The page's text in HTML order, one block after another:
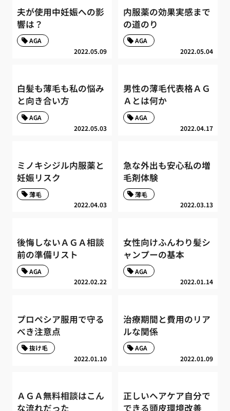
夫が使用中妊娠への影
響は？
2022.05.09
AGA
内服薬の効果実感まで
の道のり
2022.05.04
AGA
白髪も薄毛も私の悩み
と向き合い方
2022.05.03
AGA
男性の薄毛代表格ＡＧ
Ａとは何か
2022.04.17
AGA
ミノキシジル内服薬と
妊娠リスク
2022.04.03
薄毛
急な外出も安心私の増
毛剤体験
2022.03.13
薄毛
後悔しないＡＧＡ相談
前の準備リスト
2022.02.22
AGA
女性向けふんわり髪シ
ャンプーの基本
2022.01.14
AGA
プロペシア服用で守る
べき注意点
2022.01.10
抜け毛
治療期間と費用のリア
ルな関係
2022.01.09
AGA
ＡＧＡ無料相談はこん
な流れだった
正しいヘアケア自分で
できる頭皮環境改善